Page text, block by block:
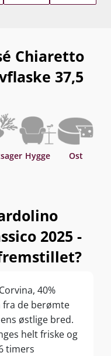
Chiaretto
37,5
Hygge Ost
2025 -
40%
fra de berømte
østlige bred.
helt friske og
timers